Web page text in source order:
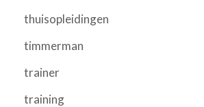
thuisopleidingen
timmerman
trainer
training